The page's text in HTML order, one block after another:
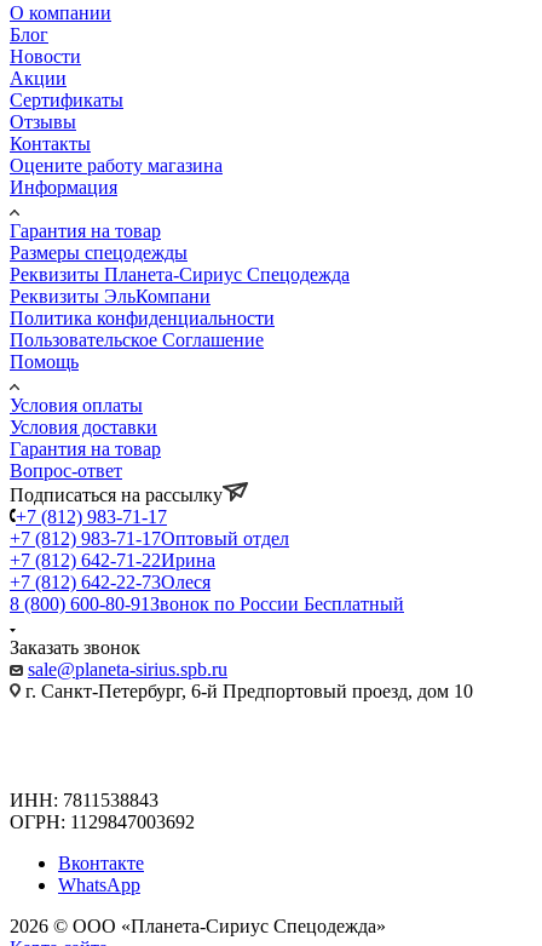
О компании
Блог
Новости
Акции
Сертификаты
Отзывы
Контакты
Оцените работу магазина
Информация
Гарантия на товар
Размеры спецодежды
Реквизиты Планета-Сириус Спецодежда
Реквизиты ЭльКомпани
Политика конфиденциальности
Пользовательское Соглашение
Помощь
Условия оплаты
Условия доставки
Гарантия на товар
Вопрос-ответ
Подписаться на рассылку
+7 (812) 983-71-17
+7 (812) 983-71-17Оптовый отдел
+7 (812) 642-71-22Ирина
+7 (812) 642-22-73Олеся
8 (800) 600-80-91Звонок по России Бесплатный
Заказать звонок
sale@planeta-sirius.spb.ru
г. Санкт-Петербург, 6-й Предпортовый проезд, дом 10
ИНН: 7811538843
ОГРН: 1129847003692
Вконтакте
WhatsApp
2026 © ООО «Планета-Сириус Спецодежда»